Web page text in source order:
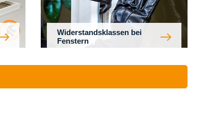
Widerstandsklassen bei
Fenstern